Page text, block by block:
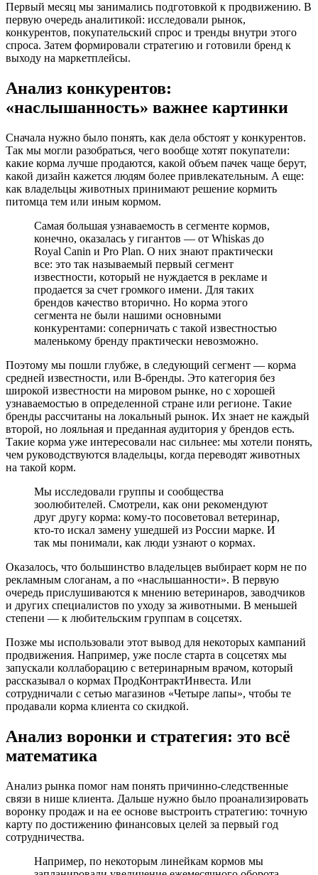
Первый месяц мы занимались подготовкой к продвижению. В
первую очередь аналитикой: исследовали рынок,
конкурентов, покупательский спрос и тренды внутри этого
спроса. Затем формировали стратегию и готовили бренд к
выходу на маркетплейсы.
Анализ конкурентов:
«наслышанность» важнее картинки
Сначала нужно было понять, как дела обстоят у конкурентов.
Так мы могли разобраться, чего вообще хотят покупатели:
какие корма лучше продаются, какой объем пачек чаще берут,
какой дизайн кажется людям более привлекательным. А еще:
как владельцы животных принимают решение кормить
питомца тем или иным кормом.
Самая большая узнаваемость в сегменте кормов,
конечно, оказалась у гигантов — от Whiskas до
Royal Canin и Pro Plan. О них знают практически
все: это так называемый первый сегмент
известности, который не нуждается в рекламе и
продается за счет громкого имени. Для таких
брендов качество вторично. Но корма этого
сегмента не были нашими основными
конкурентами: соперничать с такой известностью
маленькому бренду практически невозможно.
Поэтому мы пошли глубже, в следующий сегмент — корма
средней известности, или B-бренды. Это категория без
широкой известности на мировом рынке, но с хорошей
узнаваемостью в определенной стране или регионе. Такие
бренды рассчитаны на локальный рынок. Их знает не каждый
второй, но лояльная и преданная аудитория у брендов есть.
Такие корма уже интересовали нас сильнее: мы хотели понять,
чем руководствуются владельцы, когда переводят животных
на такой корм.
Мы исследовали группы и сообщества
зоолюбителей. Смотрели, как они рекомендуют
друг другу корма: кому-то посоветовал ветеринар,
кто-то искал замену ушедшей из России марке. И
так мы понимали, как люди узнают о кормах.
Оказалось, что большинство владельцев выбирает корм не по
рекламным слоганам, а по «наслышанности». В первую
очередь прислушиваются к мнению ветеринаров, заводчиков
и других специалистов по уходу за животными. В меньшей
степени — к любительским группам в соцсетях.
Позже мы использовали этот вывод для некоторых кампаний
продвижения. Например, уже после старта в соцсетях мы
запускали коллаборацию с ветеринарным врачом, который
рассказывал о кормах ПродКонтрактИнвеста. Или
сотрудничали с сетью магазинов «Четыре лапы», чтобы те
продавали корма клиента со скидкой.
Анализ воронки и стратегия: это всё
математика
Анализ рынка помог нам понять причинно-следственные
связи в нише клиента. Дальше нужно было проанализировать
воронку продаж и на ее основе выстроить стратегию: точную
карту по достижению финансовых целей за первый год
сотрудничества.
Например, по некоторым линейкам кормов мы